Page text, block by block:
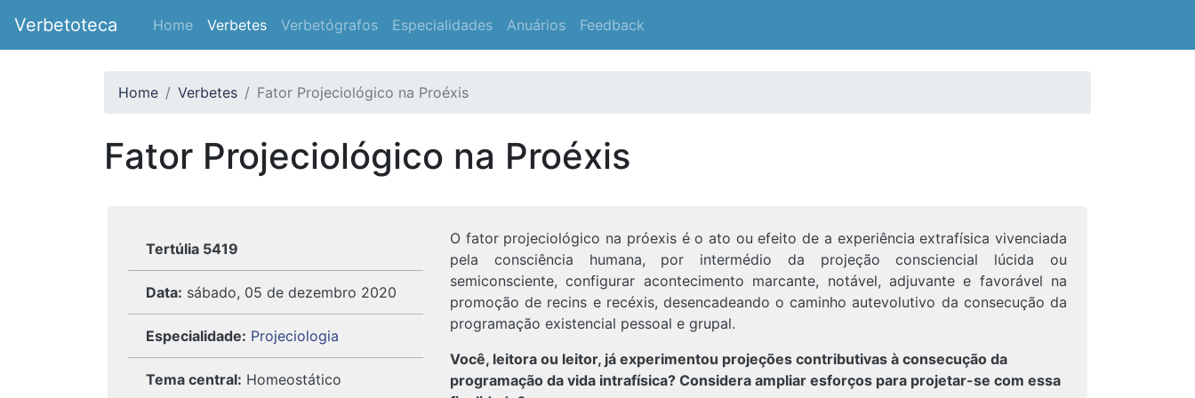
Verbetoteca Home Verbetes Verbetógrafos Especialidades Anuários Feedback
Home Verbetes Fator Projeciológico na Proéxis
Fator Projeciológico na Proéxis
Tertúlia 5419
Data: sábado, 05 de dezembro 2020
Especialidade: Projeciologia
Tema central: Homeostático
O fator projeciológico na próexis é o ato ou efeito de a experiência extrafísica vivenciada
pela consciência humana, por intermédio da projeção consciencial lúcida ou
semiconsciente, configurar acontecimento marcante, notável, adjuvante e favorável na
promoção de recins e recéxis, desencadeando o caminho autevolutivo da consecução da
programação existencial pessoal e grupal.
Você, leitora ou leitor, já experimentou projeções contributivas à consecução da
programação da vida intrafísica? Considera ampliar esforços para projetar-se com essa